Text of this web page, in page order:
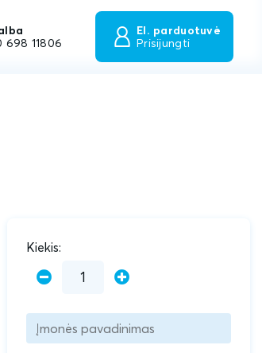
698 11806
El. parduotuvė
Prisijungti
Kiekis: